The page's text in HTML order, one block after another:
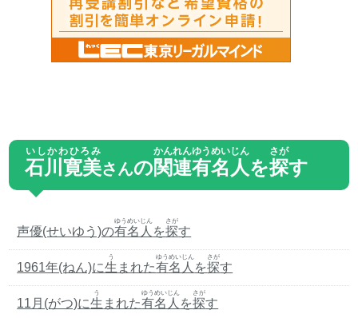
石川寛美
いしかわひろみ
さんの関連
かんれん
有名人
ゆうめいじん
を探
さが
す
声優(せいゆう)の有名人
ゆうめいじん
を探
さが
す
1961年(ねん)に生
う
まれた有名人
ゆうめいじん
を探
さが
す
11月(がつ)に生
う
まれた有名人
ゆうめいじん
を探
さが
す